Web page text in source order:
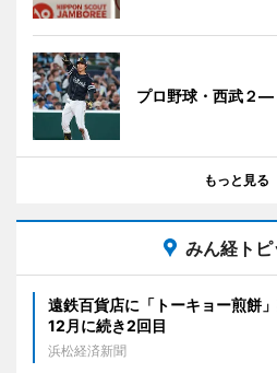
プロ野球・西武２―
もっと見る
みん経トピ
遠鉄百貨店に「トーキョー煎餅
12月に続き2回目
浜松経済新聞